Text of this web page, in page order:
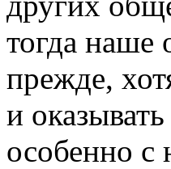
тогда наше
прежде,
и
особенно с